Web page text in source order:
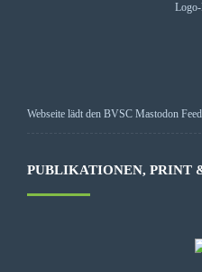
Webseite lädt den BVSC Mastodon
PUBLIKATIONEN, PRINT